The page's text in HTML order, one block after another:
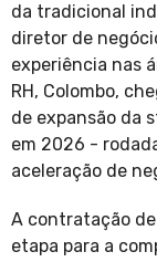
da tradicional
diretor de
experiência nas
RH, Colombo,
de expansão da
em 2026 -
aceleração de
A contratação
etapa para a